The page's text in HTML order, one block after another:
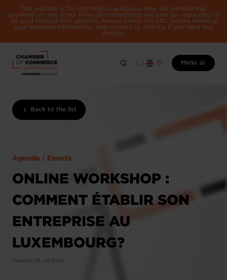
This website is for information purposes only. No membership
payments or any other financial transactions will ever be requested to
be paid through this website. Always check the URL before entering
your personal information, and contact us directly if you have any
doubts.
Menu
Back to the list
Agenda / Events
ONLINE WORKSHOP :
COMMENT ÉTABLIR SON
ENTREPRISE AU
LUXEMBOURG?
Tuesday 22 Jul 2025